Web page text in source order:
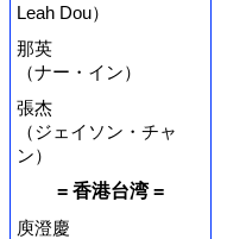
Leah Dou）
那英
（ナー・イン）
張杰
（ジェイソン・チャ
ン）
= 香港台湾 =
庾澄慶